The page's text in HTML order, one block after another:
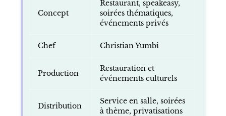
Concept
Restaurant, speakeasy,
soirées thématiques,
événements privés
Chef Christian Yumbi
Production
Restauration et
événements culturels
Distribution
Service en salle, soirées
à thème, privatisations